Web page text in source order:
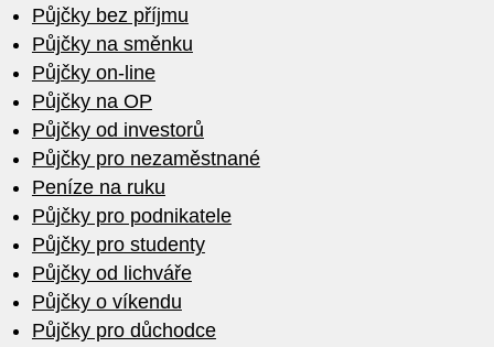
Půjčky bez příjmu
Půjčky na směnku
Půjčky on-line
Půjčky na OP
Půjčky od investorů
Půjčky pro nezaměstnané
Peníze na ruku
Půjčky pro podnikatele
Půjčky pro studenty
Půjčky od lichváře
Půjčky o víkendu
Půjčky pro důchodce